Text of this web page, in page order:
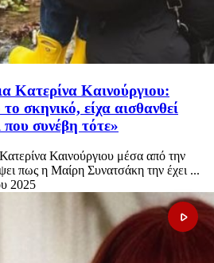
Κατερίνα Καινούργιου:
σκηνικό, είχα αισθανθεί
συνέβη τότε»
Καινούργιου μέσα από την
πως η Μαίρη Συνατσάκη την έχει ...
2025